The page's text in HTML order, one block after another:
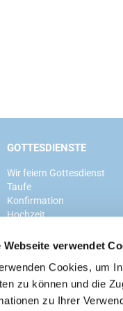
Webseite verwendet
Cookies, um
zu können und die
zu Ihrer
GOTTESDIENSTE
Wir feiern Gottesdienst
Taufe
Konfirmation
Hochzeit